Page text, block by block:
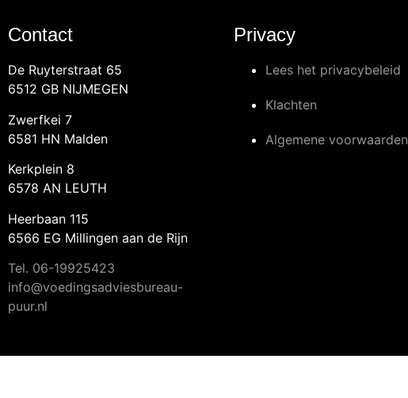
Contact
De Ruyterstraat 65
6512 GB NIJMEGEN
Zwerfkei 7
6581 HN Malden
Kerkplein 8
6578 AN LEUTH
Heerbaan 115
6566 EG Millingen aan de Rijn
Tel. 06-19925423
info@voedingsadviesbureau-
puur.nl
Privacy
Lees het privacybeleid
Klachten
Algemene voorwaarden